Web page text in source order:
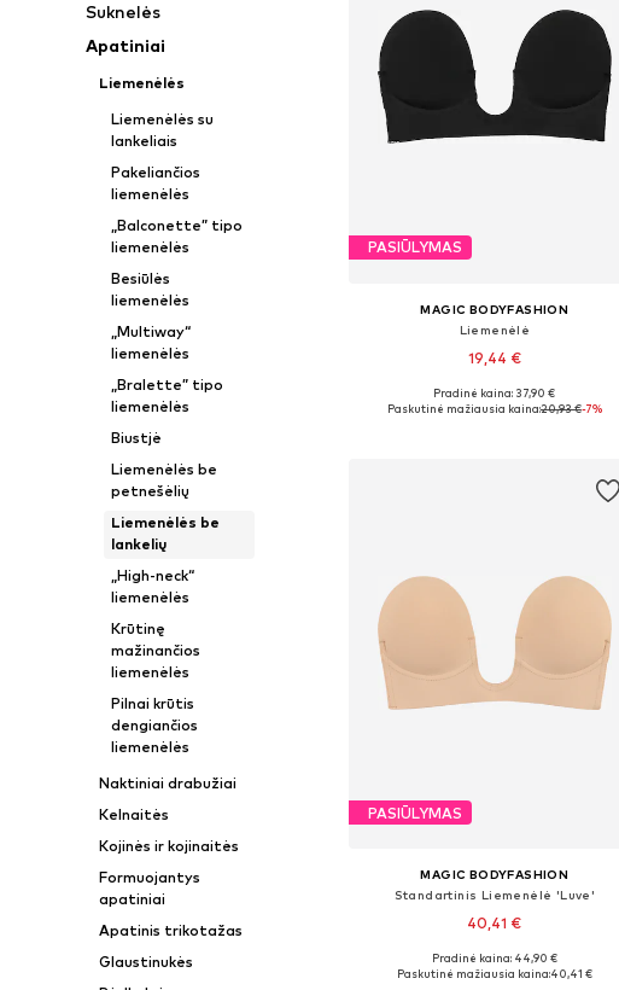
Suknelės
Apatiniai
Liemenėlės
Liemenėlės su
lankeliais
Pakeliančios
liemenėlės
„Balconette” tipo
liemenėlės
Besiūlės
liemenėlės
„Multiway“
liemenėlės
„Bralette” tipo
liemenėlės
Biustjė
Liemenėlės be
petnešėlių
Liemenėlės be
lankelių
„High-neck“
liemenėlės
Krūtinę
mažinančios
liemenėlės
Pilnai krūtis
dengiančios
liemenėlės
Naktiniai drabužiai
Kelnaitės
Kojinės ir kojinaitės
Formuojantys
apatiniai
Apatinis trikotažas
Glaustinukės
PASIŪLYMAS
MAGIC BODYFASHION
Liemenėlė
19,44 €
Galimi dydžiai: 60-150, 60-150
Pradinė kaina: 37,90 €
Paskutinė mažiausia kaina:20,93 €-7%
PASIŪLYMAS
MAGIC BODYFASHION
Standartinis Liemenėlė 'Luve'
40,41 €
Pradinė kaina: 44,90 €
Paskutinė mažiausia kaina:40,41 €